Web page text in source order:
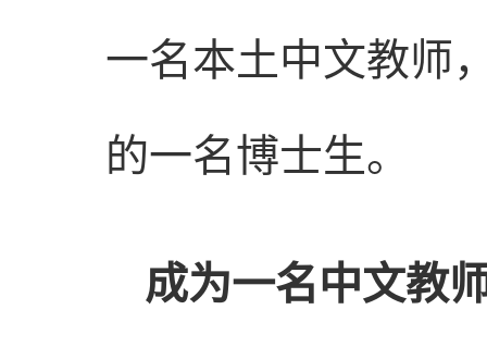
一名本土中文教师
的一名博士生。
成为一名中文教